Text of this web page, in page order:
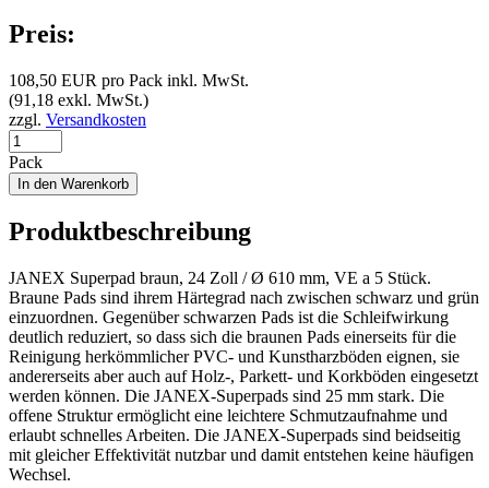
Preis:
108,50 EUR pro Pack inkl. MwSt.
(91,18 exkl. MwSt.)
zzgl. Versandkosten
Pack
Produktbeschreibung
JANEX Superpad braun, 24 Zoll / Ø 610 mm, VE a 5 Stück.
Braune Pads sind ihrem Härtegrad nach zwischen schwarz und grün
einzuordnen. Gegenüber schwarzen Pads ist die Schleifwirkung
deutlich reduziert, so dass sich die braunen Pads einerseits für die
Reinigung herkömmlicher PVC- und Kunstharzböden eignen, sie
andererseits aber auch auf Holz-, Parkett- und Korkböden eingesetzt
werden können. Die JANEX-Superpads sind 25 mm stark. Die
offene Struktur ermöglicht eine leichtere Schmutzaufnahme und
erlaubt schnelles Arbeiten. Die JANEX-Superpads sind beidseitig
mit gleicher Effektivität nutzbar und damit entstehen keine häufigen
Wechsel.